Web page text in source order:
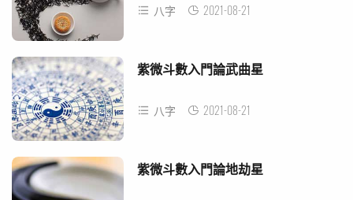
八字 2021-08-21
紫微斗數入門論武曲星
八字 2021-08-21
紫微斗數入門論地劫星